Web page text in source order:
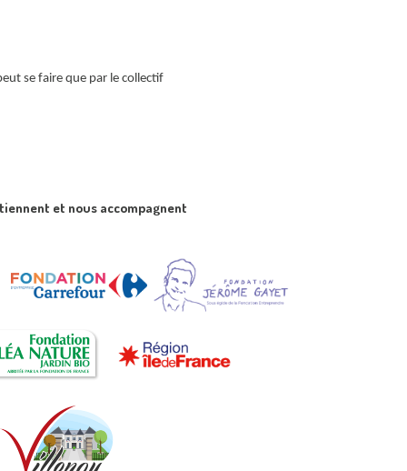
se faire que par le collectif
et nous accompagnent